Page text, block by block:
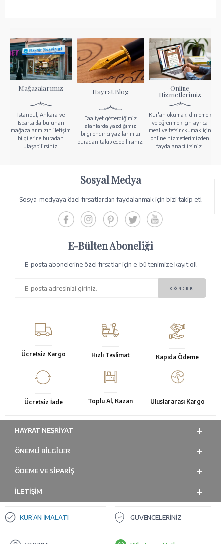
Mağazalarımız
İstanbul, Ankara ve
Isparta'da bulunan
mağazalarımızın iletişim
bilgilerine buradan
ulaşabilirsiniz.
Hayrat Blog
Faaliyet gösterdiğimiz
alanlarda yazdığımız
bilgilendirici yazılarımızı
buradan takip edebilirsiniz.
Online
Hizmetlerimiz
Kur'an okumak, dinlemek
ve öğrenmek için ayrıca
meal ve tefsir okumak için
online hizmetlerimizden
faydalanabilirsiniz.
Sosyal Medya
Sosyal medyaya özel fırsatlardan faydalanmak için bizi takip et!
E-Bülten Aboneliği
E-posta abonelerine özel fırsatlar için e-bültenimize kayıt ol!
Ücretsiz Kargo Hızlı Teslimat Kapıda Ödeme
Ücretsiz İade Toplu Al, Kazan Uluslararası Kargo
HAYRAT NEŞRIYAT
ÖNEMLI BILGILER
ÖDEME VE SİPARİŞ
İLETİŞİM
KUR’AN İMALATI GÜVENCELERİNİZ